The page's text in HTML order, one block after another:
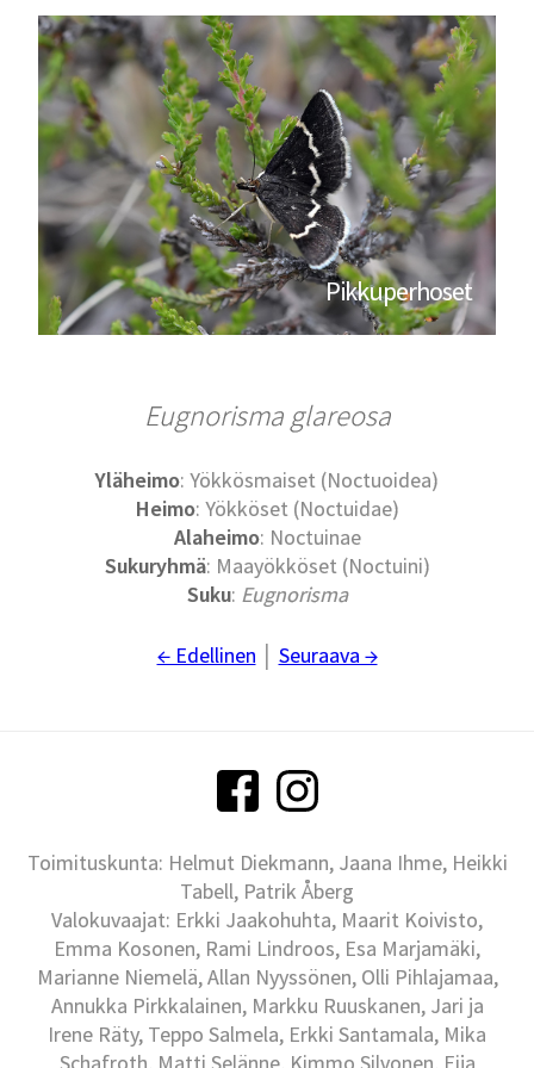
Pikkuperhoset
Eugnorisma glareosa
Yläheimo: Yökkösmaiset (Noctuoidea)
Heimo: Yökköset (Noctuidae)
Alaheimo: Noctuinae
Sukuryhmä: Maayökköset (Noctuini)
Suku: Eugnorisma
← Edellinen Seuraava →
Toimituskunta: Helmut Diekmann, Jaana Ihme, Heikki
Tabell, Patrik Åberg
Valokuvaajat: Erkki Jaakohuhta, Maarit Koivisto,
Emma Kosonen, Rami Lindroos, Esa Marjamäki,
Marianne Niemelä, Allan Nyyssönen, Olli Pihlajamaa,
Annukka Pirkkalainen, Markku Ruuskanen, Jari ja
Irene Räty, Teppo Salmela, Erkki Santamala, Mika